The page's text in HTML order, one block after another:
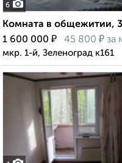
6
Комната в общежитии,
1 600 000 ₽ 45 800 ₽ за
мкр. 1-й, Зеленоград к161